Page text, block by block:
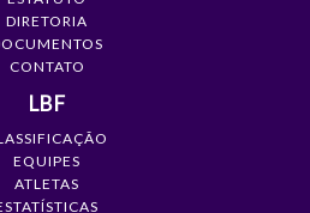
DIRETORIA
CONTATO
LBF
EQUIPES
ATLETAS